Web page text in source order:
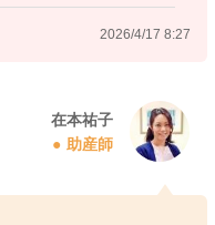
2026/4/17 0:21
2026/4/17 8:27
在本祐子
助産師